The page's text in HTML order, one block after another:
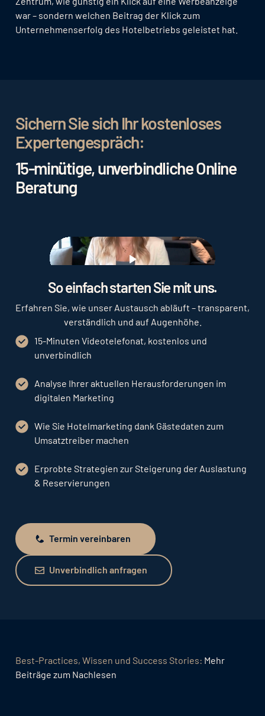
war – sondern welchen Beitrag der Klick zum
Unternehmenserfolg des Hotelbetriebs geleistet hat.
Sichern Sie sich Ihr kostenloses
Expertengespräch:
15-minütige, unverbindliche Online
Beratung
Play
So einfach starten Sie mit uns.
Erfahren Sie, wie unser Austausch abläuft – transparent,
verständlich und auf Augenhöhe.
15-Minuten Videotelefonat, kostenlos und
unverbindlich
Analyse Ihrer aktuellen Herausforderungen im
digitalen Marketing
Wie Sie Hotelmarketing dank Gästedaten zum
Umsatztreiber machen
Erprobte Strategien zur Steigerung der Auslastung
& Reservierungen
Termin vereinbaren
Termin vereinbaren
Unverbindlich anfragen
Unverbindlich anfragen
Best-Practices, Wissen und Success Stories: Mehr
Beiträge zum Nachlesen